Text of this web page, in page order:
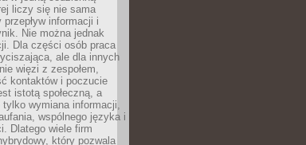
liczy się nie sama
informacji i
Nie można jednak
Dla części osób praca
ale dla innych
więzi z zespołem,
kontaktów i poczucie
istotą społeczną, a
wymiana informacji,
wspólnego języka i
Dlatego wiele firm
który pozwala